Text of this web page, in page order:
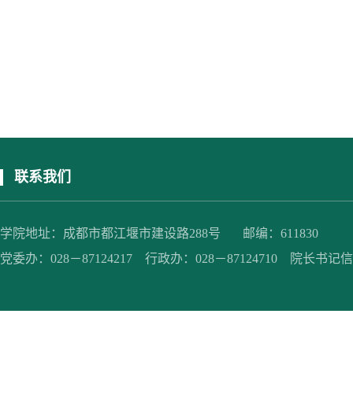
联系我们
学院地址：成都市都江堰市建设路288号 邮编：611830
党委办：028－87124217 行政办：028－87124710 院长书记信